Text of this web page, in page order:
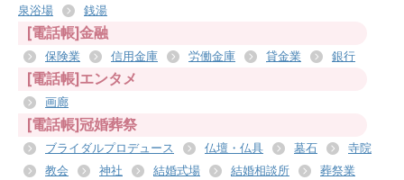
泉浴場
銭湯
[電話帳]金融
保険業 信用金庫 労働金庫 貸金業 銀行
[電話帳]エンタメ
画廊
[電話帳]冠婚葬祭
ブライダルプロデュース 仏壇・仏具 墓石
寺院
教会
神社 結婚式場 結婚相談所
葬祭業